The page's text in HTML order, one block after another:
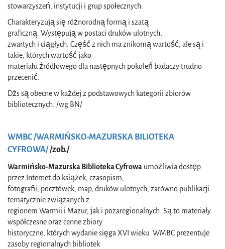
stowarzyszeń, instytucji i grup społecznych.
Charakteryzują się różnorodną formą i szatą
graficzną. Występują w postaci druków ulotnych,
zwartych i ciągłych. Część z nich ma znikomą wartość, ale są i
takie, których wartość jako
materiału źródłowego dla następnych pokoleń badaczy trudno
przecenić.
Dżs są obecne w każdej z podstawowych kategorii zbiorów
bibliotecznych. /wg BN/
WMBC /WARMIŃSKO-MAZURSKA BILIOTEKA
CYFROWA//zob./
Warmińsko-Mazurska Biblioteka Cyfrowa umożliwia dostęp
przez Internet do książek, czasopism,
fotografii, pocztówek, map, druków ulotnych, zarówno publikacji
tematycznie związanych z
regionem Warmii i Mazur, jak i pozaregionalnych. Są to materiały
współczesne oraz cenne zbiory
historyczne, których wydanie sięga XVI wieku. WMBC prezentuje
zasoby regionalnych bibliotek